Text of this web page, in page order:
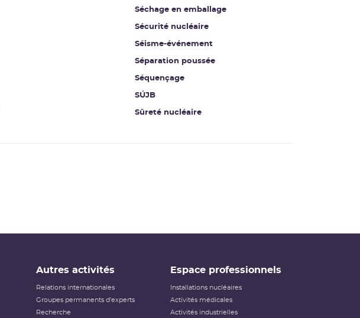
Séchage en emballage
Sécurité nucléaire
Séisme-événement
Séparation poussée
Séquençage
SÚJB
Sûreté nucléaire
Autres activités
Relations internationales
Groupes permanents d'experts
Recherche
Espace professionnels
Installations nucléaires
Activités médicales
Activités industrielles